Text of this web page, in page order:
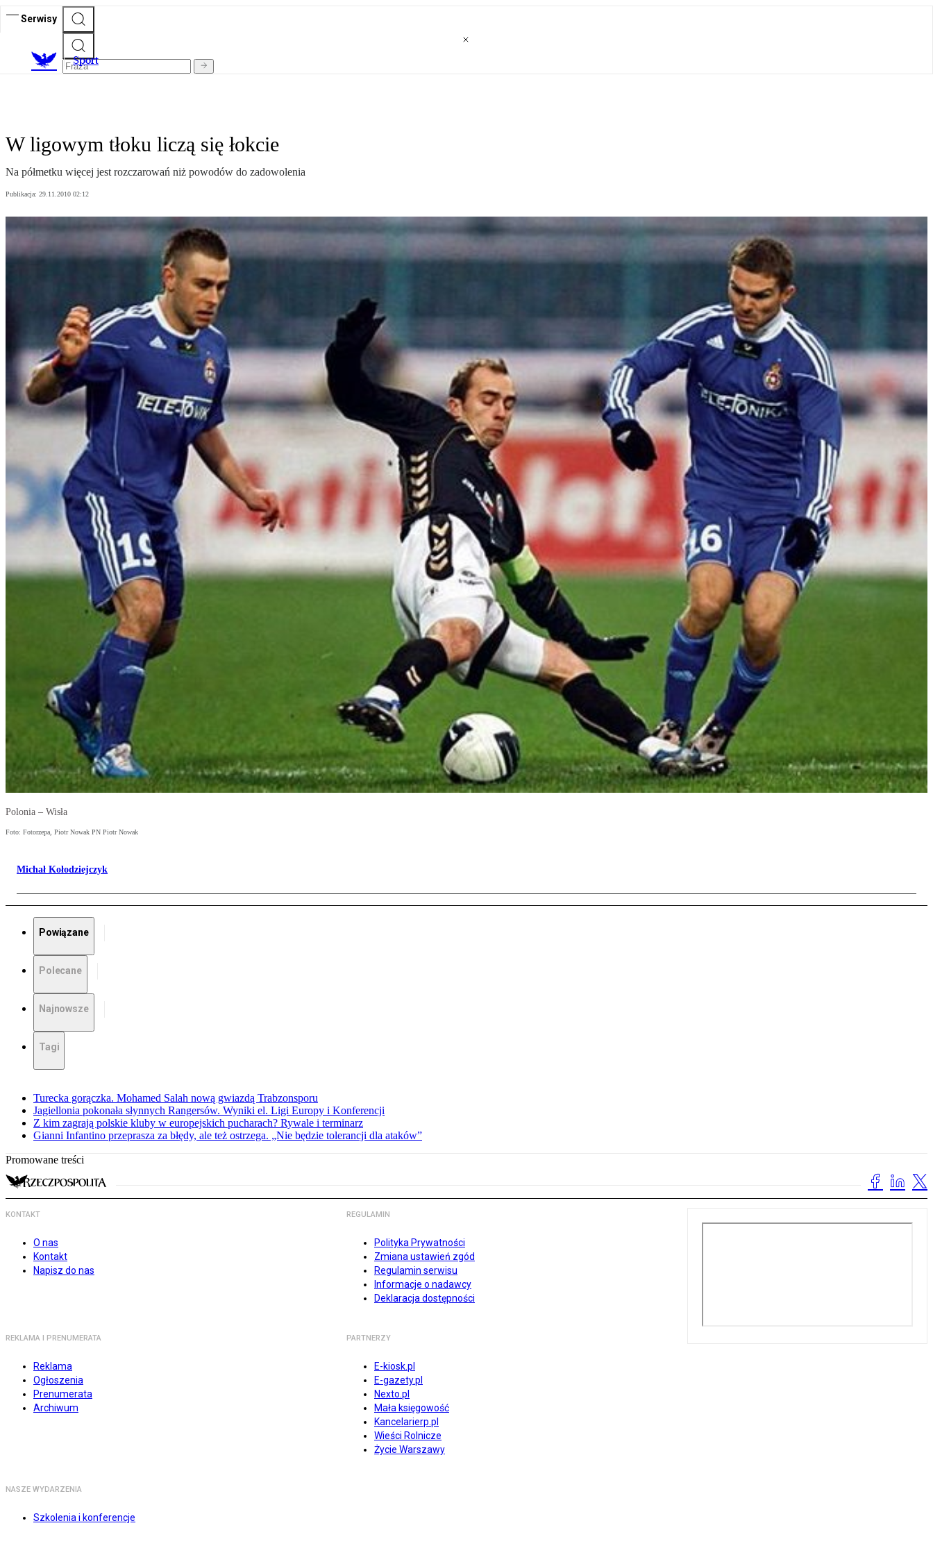
Serwisy
Sport
W ligowym tłoku liczą się łokcie
Na półmetku więcej jest rozczarowań niż powodów do zadowolenia
Publikacja: 29.11.2010 02:12
Polonia – Wisła
Foto: Fotorzepa, Piotr Nowak PN Piotr Nowak
Michał Kołodziejczyk
Powiązane
Polecane
Najnowsze
Tagi
Turecka gorączka. Mohamed Salah nową gwiazdą Trabzonsporu
Jagiellonia pokonała słynnych Rangersów. Wyniki el. Ligi Europy i Konferencji
Z kim zagrają polskie kluby w europejskich pucharach? Rywale i terminarz
Gianni Infantino przeprasza za błędy, ale też ostrzega. „Nie będzie tolerancji dla ataków”
Promowane treści
KONTAKT
O nas
Kontakt
Napisz do nas
REGULAMIN
Polityka Prywatności
Zmiana ustawień zgód
Regulamin serwisu
Informacje o nadawcy
Deklaracja dostępności
REKLAMA I PRENUMERATA
Reklama
Ogłoszenia
Prenumerata
Archiwum
PARTNERZY
E-kiosk.pl
E-gazety.pl
Nexto.pl
Mała księgowość
Kancelarierp.pl
Wieści Rolnicze
Życie Warszawy
NASZE WYDARZENIA
Szkolenia i konferencje